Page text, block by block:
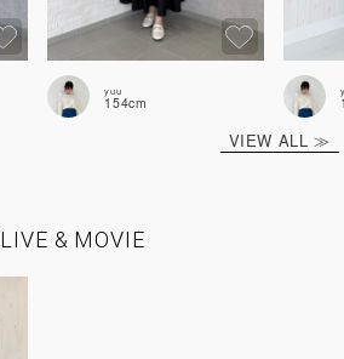
yuu
154cm
VIEW ALL ≫
LIVE & MOVIE